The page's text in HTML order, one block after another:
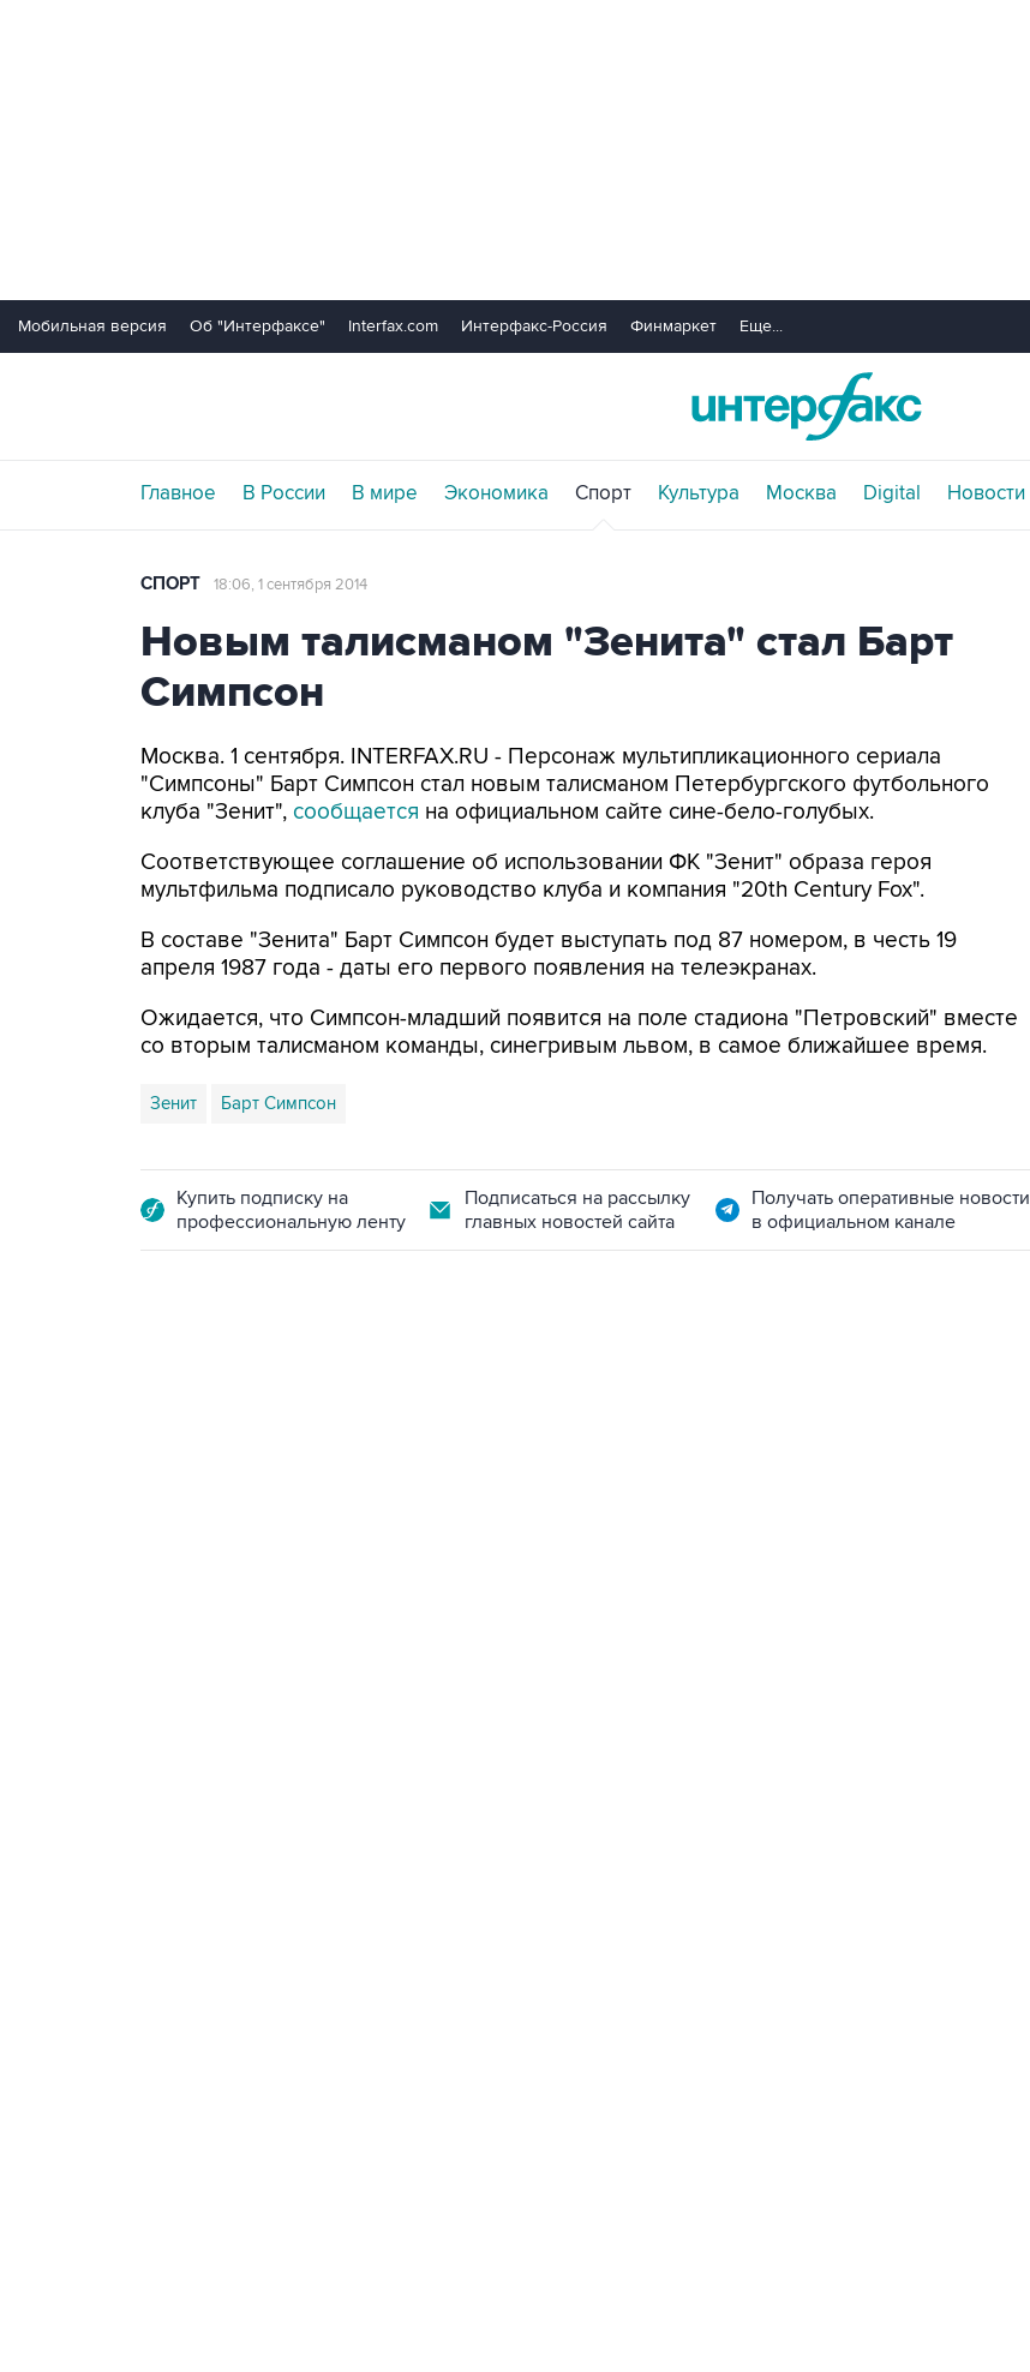
Мобильная версия Об "Интерфаксе" Interfax.com Интерфакс-Россия Финмаркет Еще...
Главное В России В мире Экономика Спорт Культура Москва Digital Новости
СПОРТ 18:06, 1 сентября 2014
Новым талисманом "Зенита" стал Барт
Симпсон
Москва. 1 сентября. INTERFAX.RU - Персонаж мультипликационного сериала
"Симпсоны" Барт Симпсон стал новым талисманом Петербургского футбольного
клуба "Зенит", сообщается на официальном сайте сине-бело-голубых.
Соответствующее соглашение об использовании ФК "Зенит" образа героя
мультфильма подписало руководство клуба и компания "20th Century Fox".
В составе "Зенита" Барт Симпсон будет выступать под 87 номером, в честь 19
апреля 1987 года - даты его первого появления на телеэкранах.
Ожидается, что Симпсон-младший появится на поле стадиона "Петровский" вместе
со вторым талисманом команды, синегривым львом, в самое ближайшее время.
Зенит Барт Симпсон
Купить подписку на
профессиональную ленту
Подписаться на рассылку
главных новостей сайта
Получать оперативные новости
в официальном канале